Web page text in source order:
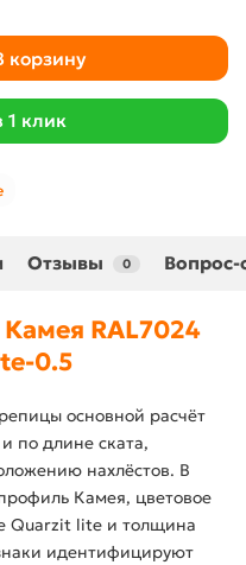
корзину
1 клик
Отзывы 0 Вопрос-
RAL7024
0.5
основной расчёт
по длине ската,
нахлёстов. В
Камея, цветовое
Quarzit lite и толщина
идентифицируют